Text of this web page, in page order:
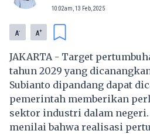
10:02am, 13 Feb, 2025
A- A+
JAKARTA - Target
tahun 2029 yang
Subianto dipandang dapat
pemerintah memberikan
sektor industri dalam
menilai bahwa realisasi